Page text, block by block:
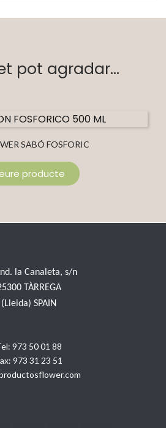
pot agradar...
SABÓ FOSFORIC
producte
la Canaleta, s/n
TÀRREGA
(Lleida) SPAIN
973 50 01 88
973 31 23 51